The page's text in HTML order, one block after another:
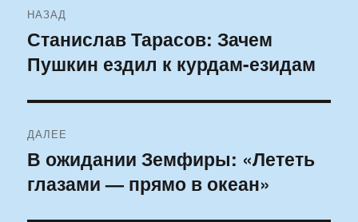
по
записям
НАЗАД
Предыдущая
запись:
Станислав Тарасов: Зачем
Пушкин ездил к курдам-езидам
ДАЛЕЕ
Следующая
запись:
В ожидании Земфиры: «Лететь
глазами — прямо в океан»